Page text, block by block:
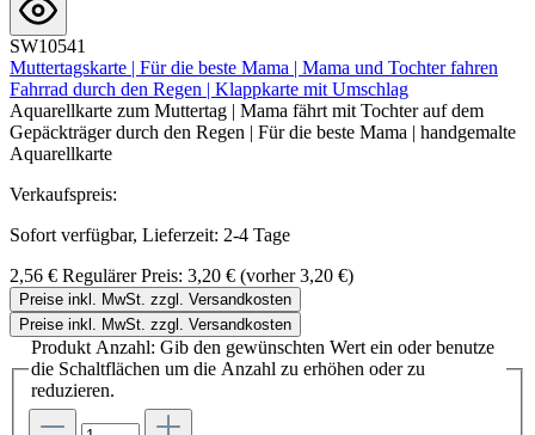
SW10541
Muttertagskarte | Für die beste Mama | Mama und Tochter fahren
Fahrrad durch den Regen | Klappkarte mit Umschlag
Aquarellkarte zum Muttertag | Mama fährt mit Tochter auf dem
Gepäckträger durch den Regen | Für die beste Mama | handgemalte
Aquarellkarte
Verkaufspreis:
Sofort verfügbar, Lieferzeit: 2-4 Tage
2,56 € Regulärer Preis: 3,20 € (vorher 3,20 €)
Preise inkl. MwSt. zzgl. Versandkosten
Preise inkl. MwSt. zzgl. Versandkosten
Produkt Anzahl: Gib den gewünschten Wert ein oder benutze
die Schaltflächen um die Anzahl zu erhöhen oder zu
reduzieren.